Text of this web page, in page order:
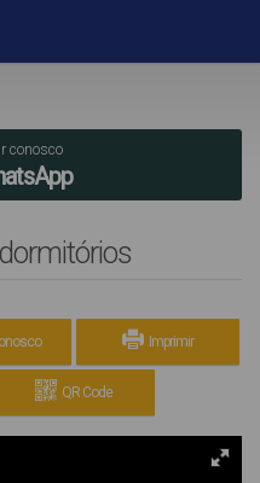
conosco
Imprimir
QR Code